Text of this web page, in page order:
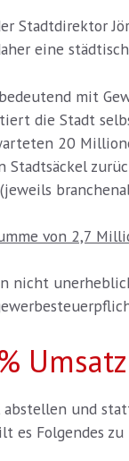
Stadtdirektor
eine
mit
die Stadt
20
von 2,7
nicht
und
es Folgendes zu